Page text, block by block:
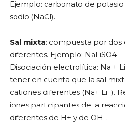
Ejemplo: carbonato de potasio
sodio (NaCl).
Sal mixta: compuesta por dos
diferentes. Ejemplo: NaLiSO4
Disociación electrolítica: Na +
tener en cuenta que la sal
cationes diferentes (Na+ Li+).
iones participantes de la
diferentes de H+ y de OH-.